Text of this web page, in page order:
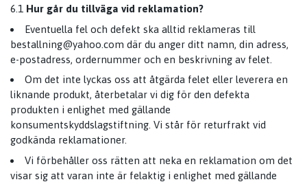
6.1 Hur går du tillväga vid reklamation?
Eventuella fel och defekt ska alltid reklameras till
bestallning@yahoo.com där du anger ditt namn, din adress,
e-postadress, ordernummer och en beskrivning av felet.
Om det inte lyckas oss att åtgärda felet eller leverera en
liknande produkt, återbetalar vi dig för den defekta
produkten i enlighet med gällande
konsumentskyddslagstiftning. Vi står för returfrakt vid
godkända reklamationer.
Vi förbehåller oss rätten att neka en reklamation om det
visar sig att varan inte är felaktig i enlighet med gällande